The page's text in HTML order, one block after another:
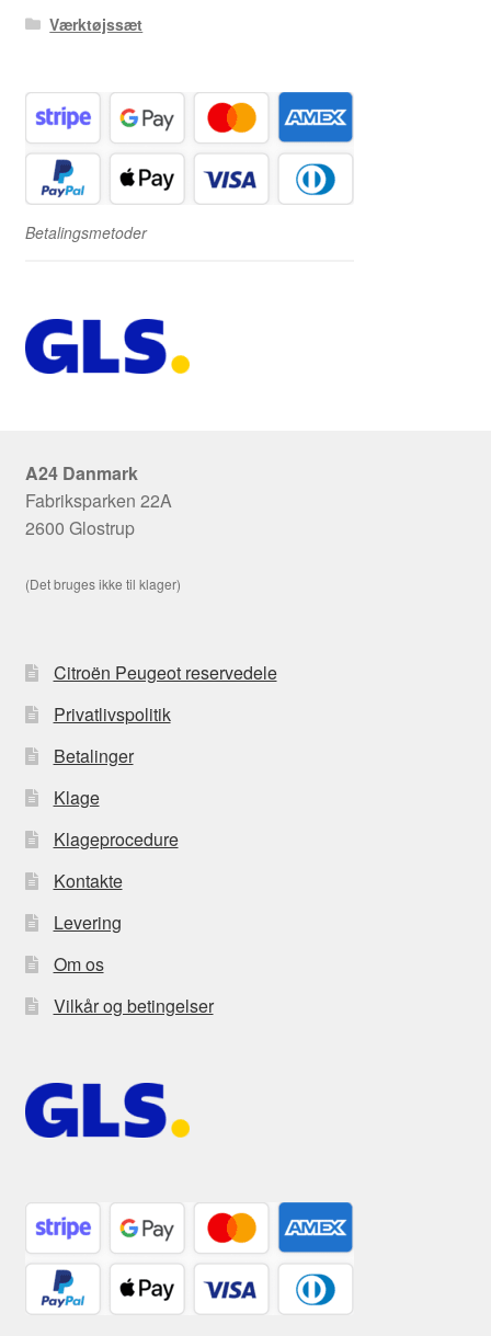
Værktøjssæt
Betalingsmetoder
A24 Danmark
Fabriksparken 22A
2600 Glostrup
(Det bruges ikke til klager)
Citroën Peugeot reservedele
Privatlivspolitik
Betalinger
Klage
Klageprocedure
Kontakte
Levering
Om os
Vilkår og betingelser